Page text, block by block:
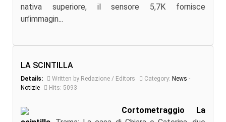
nativa superiore, il sensore 5,7K fornisce
un’immagin...
LA SCINTILLA
Details: Written by Redazione / Editors Category: News -
Notizie
Hits: 5093
Cortometraggio La